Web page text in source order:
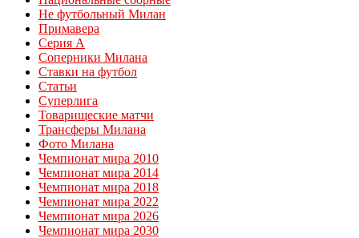
Не футбольный Милан
Примавера
Серия А
Соперники Милана
Ставки на футбол
Статьи
Суперлига
Товарищеские матчи
Трансферы Милана
Фото Милана
Чемпионат мира 2010
Чемпионат мира 2014
Чемпионат мира 2018
Чемпионат мира 2022
Чемпионат мира 2026
Чемпионат мира 2030